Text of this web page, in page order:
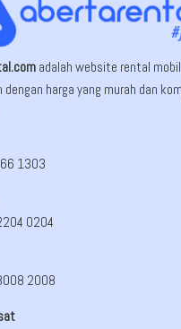
adalah website rental
dengan harga yang murah dan
1303
0204
2008